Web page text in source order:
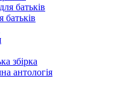
батьків
збірка
антологія